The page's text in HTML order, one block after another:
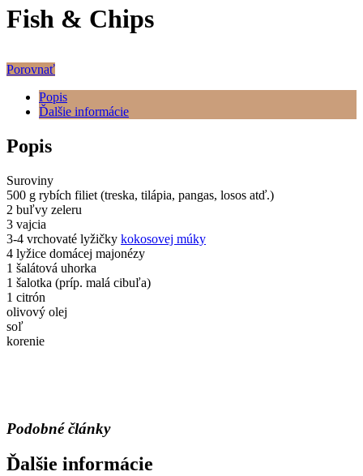
Fish & Chips
Porovnať
Popis
Ďalšie informácie
Popis
Suroviny
500 g rybích filiet (treska, tilápia, pangas, losos atď.)
2 buľvy zeleru
3 vajcia
3-4 vrchovaté lyžičky kokosovej múky
4 lyžice domácej majonézy
1 šalátová uhorka
1 šalotka (príp. malá cibuľa)
1 citrón
olivový olej
soľ
korenie
Podobné články
Ďalšie informácie